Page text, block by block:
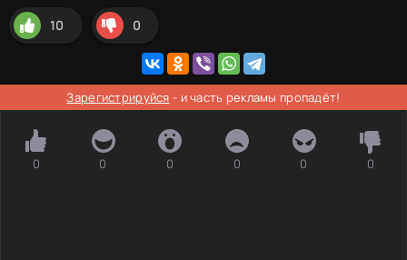
10 0
Зарегистрируйся - и часть рекламы пропадёт!
0 0 0 0 0 0